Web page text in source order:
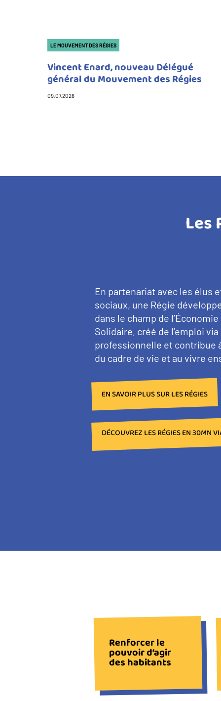
Catégorie(s)
LE MOUVEMENT DES RÉGIES
Vincent Enard, nouveau Délégué
général du Mouvement des Régies
09.07.2026
Les
En partenariat avec les élus
sociaux, une Régie
dans le champ de
Solidaire, créé de l’emploi via
professionnelle et contribue
du cadre de vie et au vivre
EN SAVOIR PLUS SUR LES RÉGIES
DÉCOUVREZ LES RÉGIES EN 30MN
BLOC
Renforcer le
pouvoir d’agir
des habitants